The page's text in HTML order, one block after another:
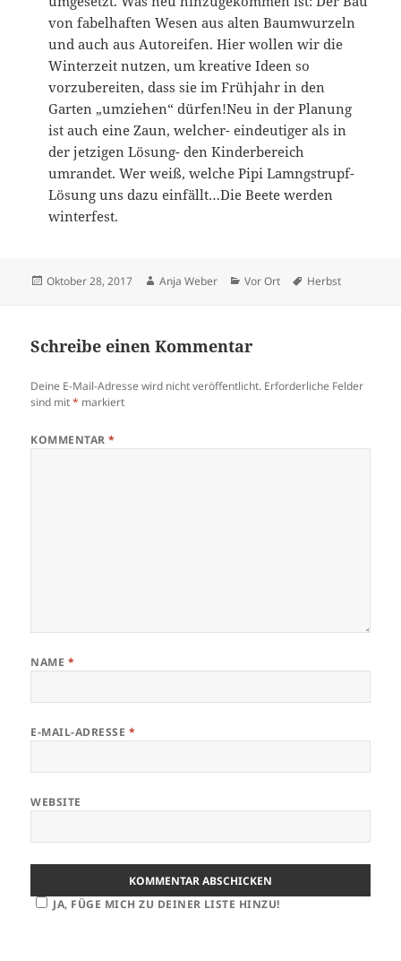
von fabelhaften Wesen aus alten Baumwurzeln
und auch aus Autoreifen. Hier wollen wir die
Winterzeit nutzen, um kreative Ideen so
vorzubereiten, dass sie im Frühjahr in den
Garten „umziehen“ dürfen!Neu in der Planung
ist auch eine Zaun, welcher- eindeutiger als in
der jetzigen Lösung- den Kinderbereich
umrandet. Wer weiß, welche Pipi Lamngstrupf-
Lösung uns dazu einfällt…Die Beete werden
winterfest.
Veröffentlicht
Oktober 28, 2017 Autor
Anja Weber Kategorien
Vor Ort Schlagwörter
Herbst
Schreibe einen Kommentar
Deine E-Mail-Adresse wird nicht veröffentlicht. Erforderliche Felder
sind mit* markiert
KOMMENTAR*
NAME *
E-MAIL-ADRESSE *
WEBSITE
JA, FÜGE MICH ZU DEINER LISTE HINZU!